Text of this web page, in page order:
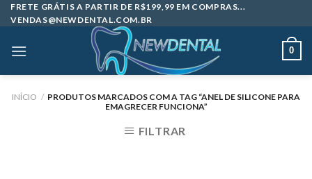
Skip
to
FRETE GRÁTIS A PARTIR DE R$199,99 EM COMPRAS...
VENDAS@NEWDENTAL.COM.BR
0
INÍCIO / PRODUTOS MARCADOS COM A TAG “ANEL DE SILICONE PARA
EMAGRECER FUNCIONA”
FILTRAR